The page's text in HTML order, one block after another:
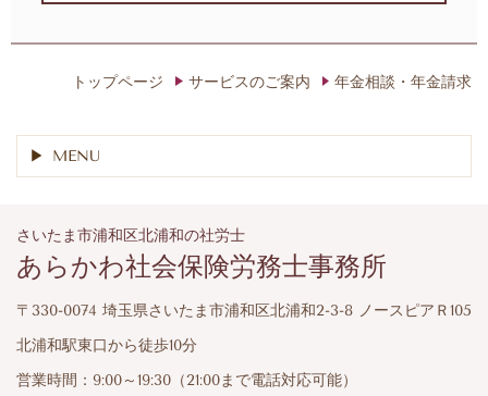
トップページ サービスのご案内 年金相談・年金請求
MENU
さいたま市浦和区北浦和の社労士
あらかわ社会保険労務士事務所
〒330-0074 埼玉県さいたま市浦和区北浦和2-3-8 ノースピアＲ105
北浦和駅東口から徒歩10分
営業時間：9:00～19:30（21:00まで電話対応可能）